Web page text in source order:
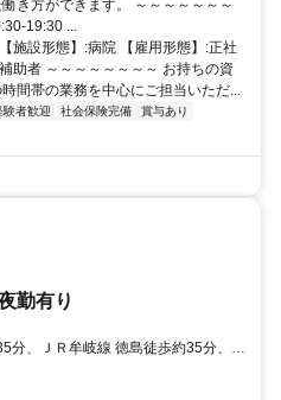
き方ができます。 ～～～～～～～
19:30 ...
施設形態】:病院 【雇用形態】:正社
助者 ～～～～～～～～ お持ちの資
間帯の業務を中心にご担当いただ...
験者歓迎 社会保険完備
賞与あり
勤有り
分、ＪＲ牟岐線 徳島徒歩約35分、Ｊ
35分